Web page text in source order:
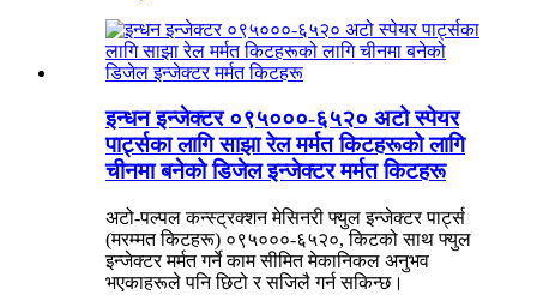
इन्धन इन्जेक्टर ०९५०००-६५२० अटो स्पेयर
पार्ट्सका लागि साझा रेल मर्मत किटहरूको लागि
चीनमा बनेको डिजेल इन्जेक्टर मर्मत किटहरू
अटो-पल्पल कन्स्ट्रक्शन मेसिनरी फ्युल इन्जेक्टर पार्ट्स
(मरम्मत किटहरू) ०९५०००-६५२०, किटको साथ फ्युल
इन्जेक्टर मर्मत गर्ने काम सीमित मेकानिकल अनुभव
भएकाहरूले पनि छिटो र सजिलै गर्न सकिन्छ।